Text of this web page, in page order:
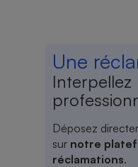
Une
Interpellez
Déposez
sur notre
réclamations.